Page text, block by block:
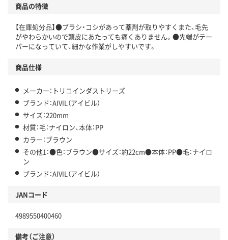
商品の特徴
【在庫処分品】●ブラシ・コシがあって薬剤が取りやすくまた、毛先
がやわらかいので頭皮にあたっても痛くありません。●先端がテー
パーになっていて、細かな作業がしやすいです。
商品仕様
メーカー：トリコインダストリーズ
ブランド：AIVIL（アイビル）
サイズ：220mm
材質：毛：ナイロン、本体：PP
カラー：ブラウン
その他1：●色：ブラウン●サイズ：約22cm●本体：PP●毛：ナイロ
ン
ブランド：AIVIL（アイビル）
JANコード
4989550400460
備考（ご注意）